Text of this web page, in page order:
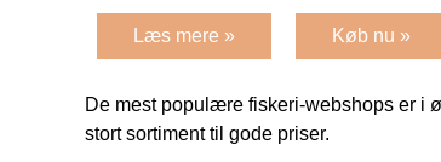
Læs mere » Køb nu »
De mest populære fiskeri-webshops er i
stort sortiment til gode priser.